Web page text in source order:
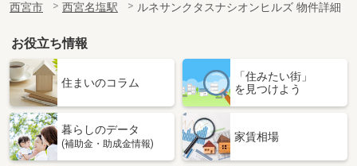
西宮市
西宮名塩駅 ルネサンクタスナシオンヒルズ 物件詳細
お役立ち情報
住まいのコラム
「住みたい街」
を見つけよう
暮らしのデータ
(補助金・助成金情報)
家賃相場